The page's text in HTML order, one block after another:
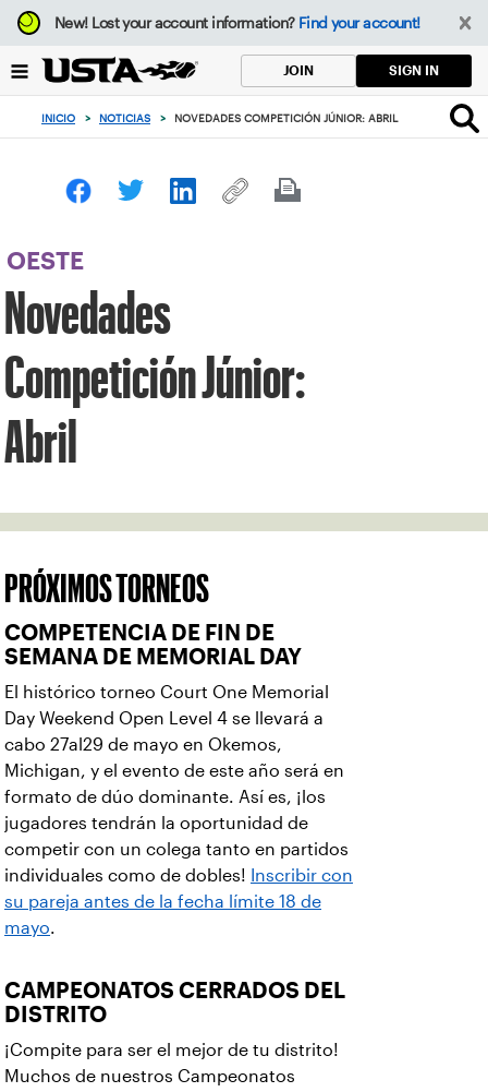
Enfoque
desde
botón
volver
principio
New!Lost your account information? Find your account!
JOIN SIGN IN
INICIO > NOTICIAS > NOVEDADES COMPETICIÓN JÚNIOR: ABRIL
OESTE
Novedades
Competición Júnior:
Abril
PRÓXIMOS TORNEOS
COMPETENCIA DE FIN DE
SEMANA DE MEMORIAL DAY
El histórico torneo Court One Memorial
Day Weekend Open Level 4 se llevará a
cabo 27al29 de mayo en Okemos,
Michigan, y el evento de este año será en
formato de dúo dominante. Así es, ¡los
jugadores tendrán la oportunidad de
competir con un colega tanto en partidos
individuales como de dobles! Inscribir con
su pareja antes de la fecha límite 18 de
mayo.
CAMPEONATOS CERRADOS DEL
DISTRITO
¡Compite para ser el mejor de tu distrito!
Muchos de nuestros Campeonatos